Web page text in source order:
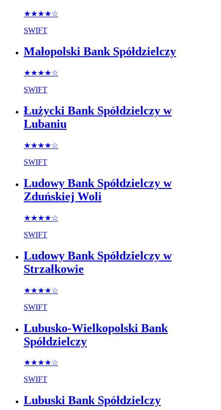
★★★★☆
SWIFT
Małopolski Bank Spółdzielczy
★★★★☆
SWIFT
Łużycki Bank Spółdzielczy w
Lubaniu
★★★★☆
SWIFT
Ludowy Bank Spółdzielczy w
Zduńskiej Woli
★★★★☆
SWIFT
Ludowy Bank Spółdzielczy w
Strzałkowie
★★★★☆
SWIFT
Lubusko-Wielkopolski Bank
Spółdzielczy
★★★★☆
SWIFT
Lubuski Bank Spółdzielczy